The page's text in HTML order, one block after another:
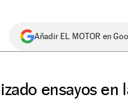
Añadir EL MOTOR en
ensayos en